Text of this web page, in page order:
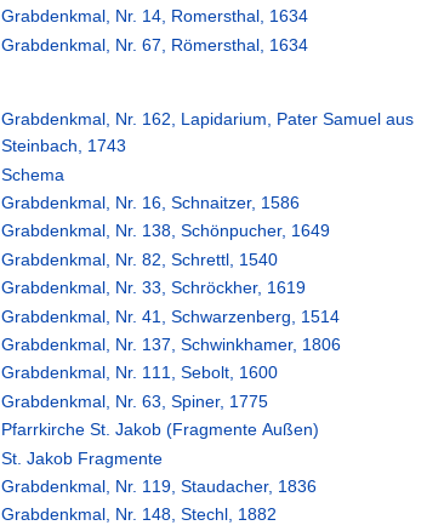
Grabdenkmal, Nr. 14, Romersthal, 1634
Grabdenkmal, Nr. 67, Römersthal, 1634
Grabdenkmal, Nr. 162, Lapidarium, Pater Samuel aus
Steinbach, 1743
Schema
Grabdenkmal, Nr. 16, Schnaitzer, 1586
Grabdenkmal, Nr. 138, Schönpucher, 1649
Grabdenkmal, Nr. 82, Schrettl, 1540
Grabdenkmal, Nr. 33, Schröckher, 1619
Grabdenkmal, Nr. 41, Schwarzenberg, 1514
Grabdenkmal, Nr. 137, Schwinkhamer, 1806
Grabdenkmal, Nr. 111, Sebolt, 1600
Grabdenkmal, Nr. 63, Spiner, 1775
Pfarrkirche St. Jakob (Fragmente Außen)
St. Jakob Fragmente
Grabdenkmal, Nr. 119, Staudacher, 1836
Grabdenkmal, Nr. 148, Stechl, 1882